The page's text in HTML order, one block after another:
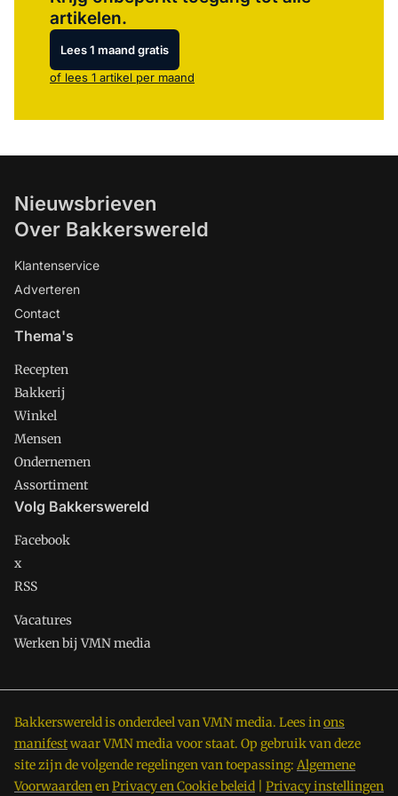
artikelen.
Lees 1 maand gratis
of lees 1 artikel per maand
Nieuwsbrieven
Over Bakkerswereld
Klantenservice
Adverteren
Contact
Thema's
Recepten
Bakkerij
Winkel
Mensen
Ondernemen
Assortiment
Volg Bakkerswereld
Facebook
x
RSS
Vacatures
Werken bij VMN media
Bakkerswereld is onderdeel van VMN media. Lees inons
manifestwaar VMN media voor staat. Op gebruik van deze
site zijn de volgende regelingen van toepassing: Algemene
VoorwaardenenPrivacy en Cookie beleid Privacy instellingen